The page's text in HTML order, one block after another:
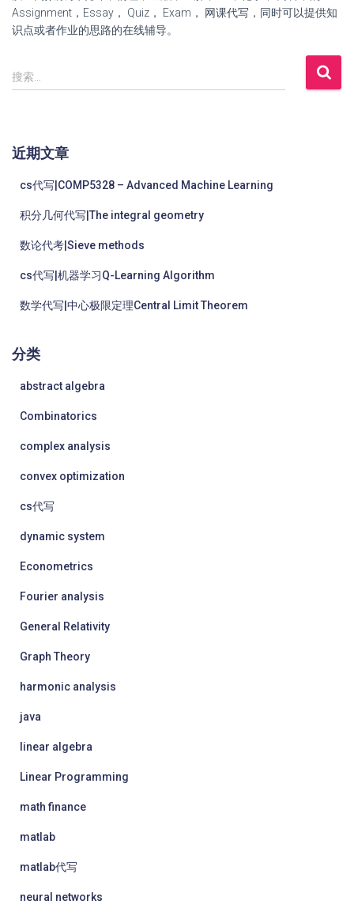
Assignment，Essay， Quiz， Exam， 网课代写，同时可以提供知
识点或者作业的思路的在线辅导。
搜索…
近期文章
cs代写|COMP5328 – Advanced Machine Learning
积分几何代写|The integral geometry
数论代考|Sieve methods
cs代写|机器学习Q-Learning Algorithm
数学代写|中心极限定理Central Limit Theorem
分类
abstract algebra
Combinatorics
complex analysis
convex optimization
cs代写
dynamic system
Econometrics
Fourier analysis
General Relativity
Graph Theory
harmonic analysis
java
linear algebra
Linear Programming
math finance
matlab
matlab代写
neural networks